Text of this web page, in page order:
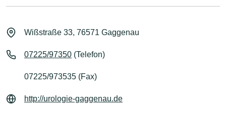
Wißstraße 33, 76571 Gaggenau
07225/97350 (Telefon)
07225/973535 (Fax)
http://urologie-gaggenau.de